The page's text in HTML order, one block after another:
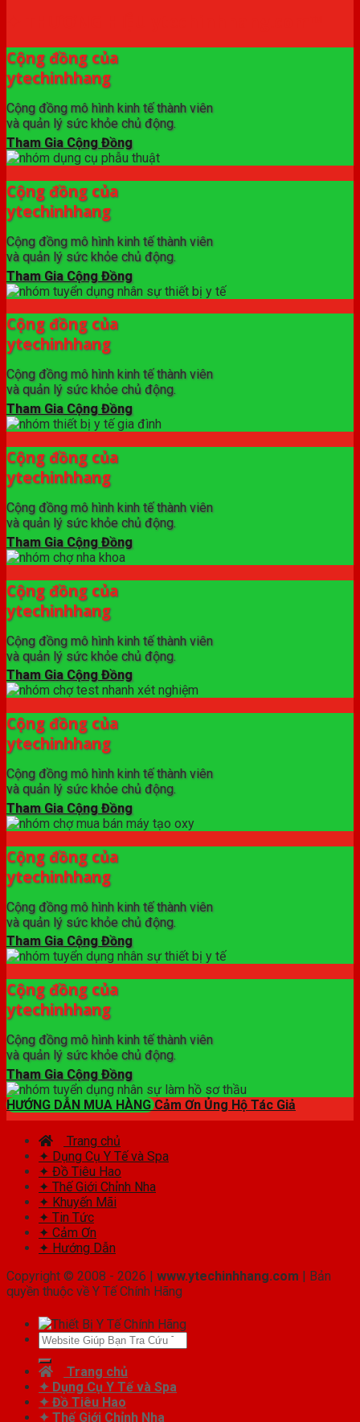
Cộng đồng của
ytechinhhang
Cộng đồng mô hình kinh tế thành viên
và quản lý sức khỏe chủ động.
Tham Gia Cộng Đồng
Cộng đồng của
ytechinhhang
Cộng đồng mô hình kinh tế thành viên
và quản lý sức khỏe chủ động.
Tham Gia Cộng Đồng
Cộng đồng của
ytechinhhang
Cộng đồng mô hình kinh tế thành viên
và quản lý sức khỏe chủ động.
Tham Gia Cộng Đồng
Cộng đồng của
ytechinhhang
Cộng đồng mô hình kinh tế thành viên
và quản lý sức khỏe chủ động.
Tham Gia Cộng Đồng
Cộng đồng của
ytechinhhang
Cộng đồng mô hình kinh tế thành viên
và quản lý sức khỏe chủ động.
Tham Gia Cộng Đồng
Cộng đồng của
ytechinhhang
Cộng đồng mô hình kinh tế thành viên
và quản lý sức khỏe chủ động.
Tham Gia Cộng Đồng
Cộng đồng của
ytechinhhang
Cộng đồng mô hình kinh tế thành viên
và quản lý sức khỏe chủ động.
Tham Gia Cộng Đồng
Cộng đồng của
ytechinhhang
Cộng đồng mô hình kinh tế thành viên
và quản lý sức khỏe chủ động.
Tham Gia Cộng Đồng
HƯỚNG DẪN MUA HÀNG Cảm Ơn Ủng Hộ Tác Giả
Trang chủ
✦ Dụng Cụ Y Tế và Spa
✦ Đồ Tiêu Hao
✦ Thế Giới Chỉnh Nha
✦ Khuyến Mãi
✦ Tin Tức
✦ Cảm Ơn
✦ Hướng Dẫn
Copyright © 2008 - 2026 | www.ytechinhhang.com | Bản
quyền thuộc về Y Tế Chính Hãng
Tìm
kiếm:
Trang chủ
✦ Dụng Cụ Y Tế và Spa
✦ Đồ Tiêu Hao
✦ Thế Giới Chỉnh Nha